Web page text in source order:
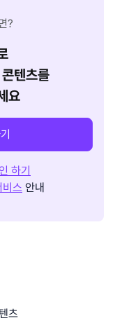
?
텐츠를
요
하기
스 안내
츠